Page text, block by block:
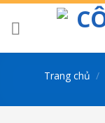
Skip
Trang chủ /